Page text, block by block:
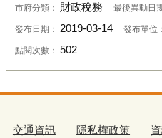
市府分類： 財政稅務 最後異動日
發布日期： 2019-03-14 發布單位
點閱次數： 502
交通資訊 隱私權政策